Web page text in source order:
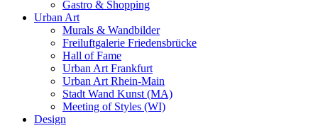
Gastro & Shopping
Urban Art
Murals & Wandbilder
Freiluftgalerie Friedensbrücke
Hall of Fame
Urban Art Frankfurt
Urban Art Rhein-Main
Stadt Wand Kunst (MA)
Meeting of Styles (WI)
Design